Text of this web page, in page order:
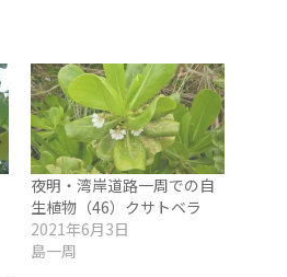
夜明・湾岸道路一周での自
生植物（46）クサトベラ
2021年6月3日
島一周